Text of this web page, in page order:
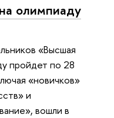
олимпиаду
«Высшая
пройдет по 28
«новичков»
и
вошли в